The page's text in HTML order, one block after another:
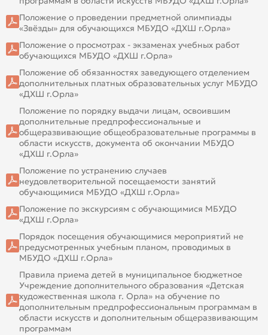
Положение о проведении предметной олимпиады
«Звёзды» для обучающихся МБУДО «ДХШ г.Орла»
Положение о просмотрах - экзаменах учебных работ
обучающихся МБУДО «ДХШ г.Орла»
Положение об обязанностях заведующего отделением
дополнительных платных образовательных услуг МБУДО
«ДХШ г.Орла»
Положение по порядку выдачи лицам, освоившим
дополнительные предпрофессиональные и
общеразвивающие общеобразовательные программы в
области искусств, документа об окончании МБУДО
«ДХШ г.Орла»
Положение по устранению случаев
неудовлетворительной посещаемости занятий
обучающимися МБУДО «ДХШ г.Орла»
Положение по экскурсиям с обучающимися МБУДО
«ДХШ г.Орла»
Порядок посещения обучающимися мероприятий не
предусмотренных учебным планом, проводимых в
МБУДО «ДХШ г.Орла»
Правила приема детей в муниципальное бюджетное
Учреждение дополнительного образования «Детская
художественная школа г. Орла» на обучение по
дополнительным предпрофессиональным программам в
области искусств и дополнительным общеразвивающим
программам